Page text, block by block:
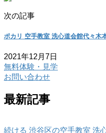
次の記事
ポカリ 空手教室 洗心道会館代々木
2021年12月7日
無料体験・見学
お問い合わせ
最新記事
続ける 渋谷区の空手教室 洗